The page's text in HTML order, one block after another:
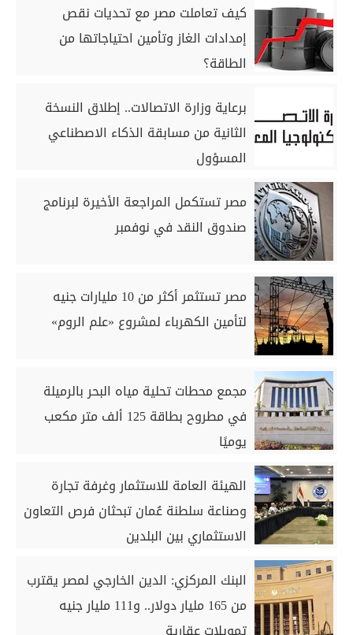
كيف تعاملت مصر مع تحديات نقص
إمدادات الغاز وتأمين احتياجاتها من
الطاقة؟
برعاية وزارة الاتصالات.. إطلاق النسخة
الثانية من مسابقة الذكاء الاصطناعي
المسؤول
مصر تستكمل المراجعة الأخيرة لبرنامج
صندوق النقد في نوفمبر
مصر تستثمر أكثر من 10 مليارات جنيه
لتأمين الكهرباء لمشروع «علم الروم»
مجمع محطات تحلية مياه البحر بالرميلة
في مطروح بطاقة 125 ألف متر مكعب
يوميًا
الهيئة العامة للاستثمار وغرفة تجارة
وصناعة سلطنة عُمان تبحثان فرص التعاون
الاستثماري بين البلدين
البنك المركزي: الدين الخارجي لمصر يقترب
من 165 مليار دولار.. و111 مليار جنيه